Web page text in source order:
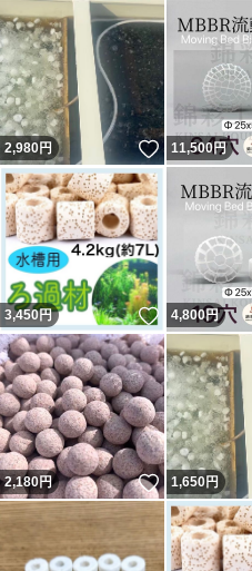
2,980円 いいね！
11,500円
3,450円 いいね！
4,800円
2,180円 いいね！
1,650円